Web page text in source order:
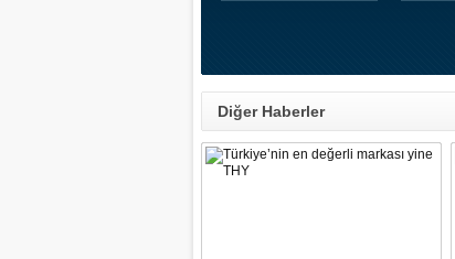
Diğer Haberler